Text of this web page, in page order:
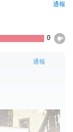
通報
0
通報